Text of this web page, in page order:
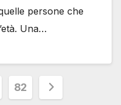
persone che
Una…
82